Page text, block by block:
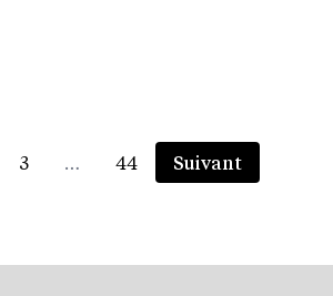
3 … 44 Suivant